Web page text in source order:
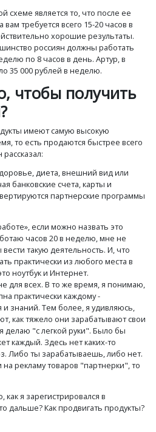
схеме является то, что после ее
требуется всего 15-20 часов в
хорошие результаты.
россиян должны работать
по 8 часов в день. Артур, в
35 000 рублей в неделю.
чтобы получить
имеют самую высокую
то есть продаются быстрее всего
диета, внешний вид или
банковские счета, карты и
партнерские программы
если можно назвать это
часов 20 в неделю, мне не
такую ​​деятельность. И, что
практически из любого места в
ноутбук и Интернет.
для всех. В то же время, я понимаю,
практически каждому -
знаний. Тем более, я удивляюсь,
как тяжело они зарабатывают свои
делаю "с легкой руки". Было бы
каждый. Здесь нет каких-то
Либо ты зарабатываешь, либо нет.
рекламу товаров "партнерки", то
как я зарегистрировался в
дальше? Как продвигать продукты?